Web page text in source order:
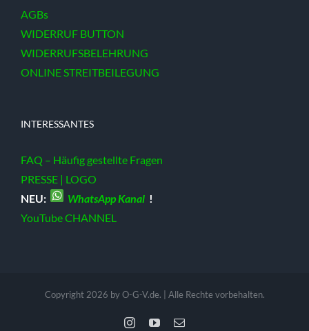
AGBs
WIDERRUF BUTTON
WIDERRUFSBELEHRUNG
ONLINE STREITBEILEGUNG
INTERESSANTES
FAQ – Häufig gestellte Fragen
PRESSE | LOGO
NEU:
WhatsApp Kanal !
YouTube CHANNEL
Copyright 2026 by O-G-V.de. | Alle Rechte vorbehalten.
InstagramYouTube
E-